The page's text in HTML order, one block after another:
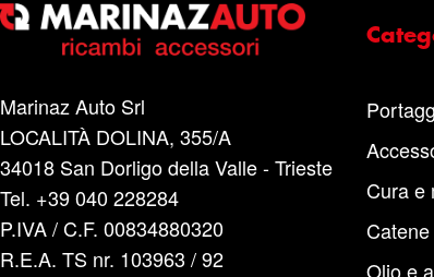
Marinaz Auto Srl
LOCALITÀ DOLINA, 355/A
34018 San Dorligo della Valle - Trieste
Tel. +39 040 228284
P.IVA / C.F. 00834880320
R.E.A. TS nr. 103963 / 92
Cura e
Olio e